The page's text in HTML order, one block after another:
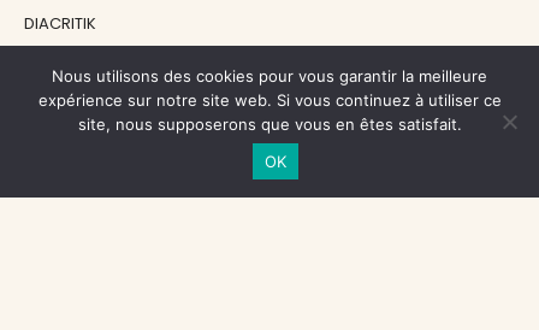
DIACRITIK
NOS SOUTIENS
CENTRE NATIONAL DU LIVRE
Nous utilisons des cookies pour vous garantir la meilleure
expérience sur notre site web. Si vous continuez à utiliser ce
site, nous supposerons que vous en êtes satisfait.
OK